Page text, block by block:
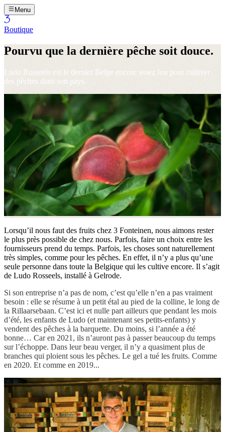
Menu
Boutique
Pourvu que la dernière pêche soit douce.
Ludo Rosseels est le dernier Belge encore assez fou pour cultiver
des pêches dans son pays.
Lorsqu’il nous faut des fruits chez 3 Fonteinen, nous aimons rester
le plus près possible de chez nous. Parfois, faire un choix entre les
fournisseurs prend du temps. Parfois, les choses sont naturellement
très simples, comme pour les pêches. En effet, il n’y a plus qu’une
seule personne dans toute la Belgique qui les cultive encore. Il s’agit
de Ludo Rosseels, installé à Gelrode.
Si son entreprise n’a pas de nom, c’est qu’elle n’en a pas vraiment
besoin : elle se résume à un petit étal au pied de la colline, le long de
la Rillaarsebaan. C’est ici et nulle part ailleurs que pendant les mois
d’été, les enfants de Ludo (et maintenant ses petits-enfants) y
vendent des pêches à la barquette. Du moins, si l’année a été
bonne… Car en 2021, ils n’auront pas à passer beaucoup du temps
sur l’échoppe. Dans leur beau verger, il n’y a quasiment plus de
branches qui ploient sous les pêches. Le gel a tué les fruits. Comme
en 2020. Et comme en 2019...